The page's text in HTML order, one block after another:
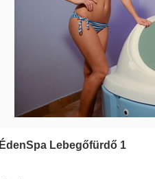
ÉdenSpa Lebegőfürdő 1